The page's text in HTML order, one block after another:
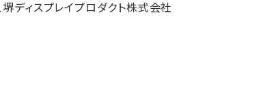
ディスプレイプロダクト株式会社